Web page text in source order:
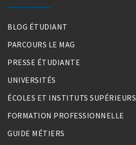
BLOG ÉTUDIANT
PARCOURS LE MAG
PRESSE ÉTUDIANTE
UNIVERSITÉS
ÉCOLES ET INSTITUTS SUPÉRIEURS
FORMATION PROFESSIONNELLE
GUIDE MÉTIERS